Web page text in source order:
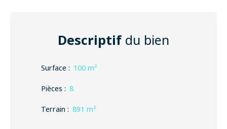
Descriptifdu bien
Surface : 100 m²
Pièces : 8
Terrain : 891 m²